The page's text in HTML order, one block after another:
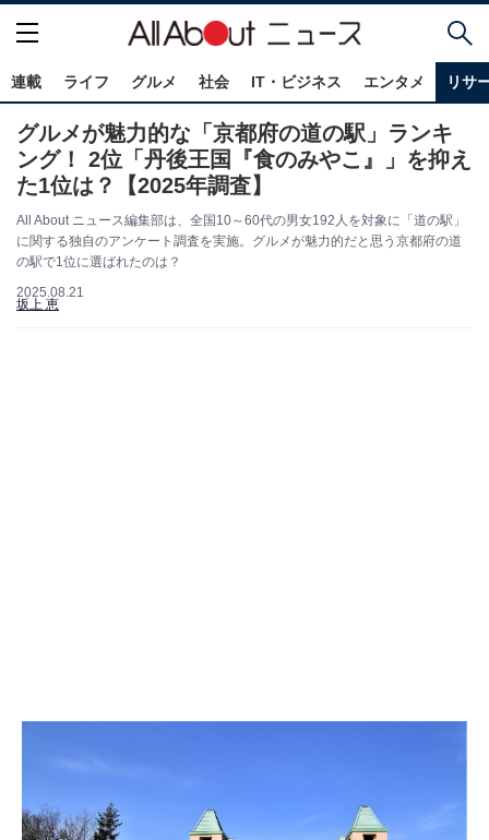
連載 ライフ グルメ 社会 IT・ビジネス エンタメ リサ
グルメが魅力的な「京都府の道の駅」ランキ
ング！ 2位「丹後王国『食のみやこ』」を抑え
た1位は？【2025年調査】
All About ニュース編集部は、全国10～60代の男女192人を対象に「道の駅」
に関する独自のアンケート調査を実施。グルメが魅力的だと思う京都府の道
の駅で1位に選ばれたのは？
2025.08.21
坂上 恵